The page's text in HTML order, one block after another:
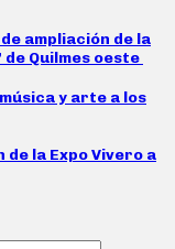
ampliación de la
Quilmes oeste
y arte a los
de la Expo Vivero a